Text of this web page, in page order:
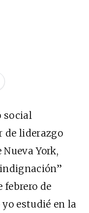
social
de liderazgo
York,
febrero de
yo estudié en la